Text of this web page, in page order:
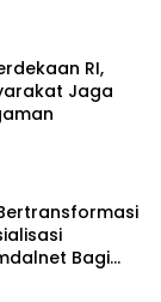
RI,
Jaga
Bagi